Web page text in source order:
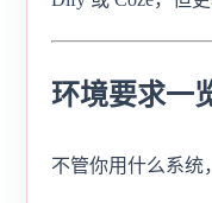
环境要求一
不管你用什么系统